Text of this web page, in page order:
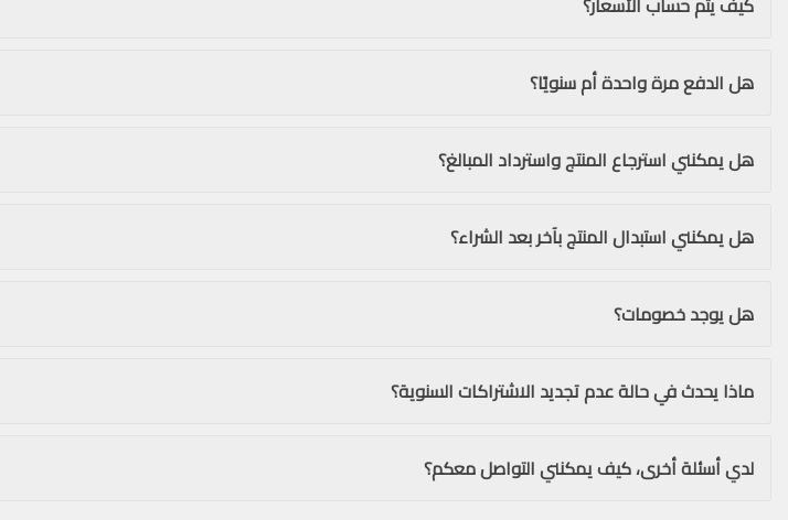
هل الدفع مرة واحدة أم سنويًا؟
هل يمكنني استرجاع المنتج واسترداد المبالغ؟
هل يمكنني استبدال المنتج بآخر بعد الشراء؟
هل يوجد خصومات؟
ماذا يحدث في حالة عدم تجديد الاشتراكات السنوية؟
لدي أسئلة أخرى، كيف يمكنني التواصل معكم؟